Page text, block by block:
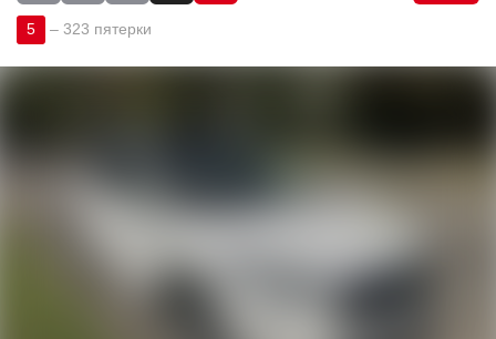
5 – 323 пятерки